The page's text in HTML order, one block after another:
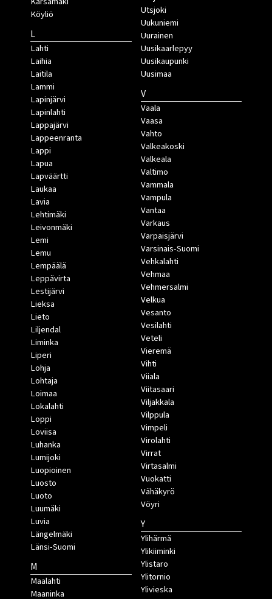
Köyliö
L
Lahti
Laihia
Laitila
Lammi
Lapinjärvi
Lapinlahti
Lappajärvi
Lappeenranta
Lappi
Lapua
Lapväärtti
Laukaa
Lavia
Lehtimäki
Leivonmäki
Lemi
Lemu
Lempäälä
Leppävirta
Lestijärvi
Lieksa
Lieto
Liljendal
Liminka
Liperi
Lohja
Lohtaja
Loimaa
Lokalahti
Loppi
Loviisa
Luhanka
Lumijoki
Luopioinen
Luosto
Luoto
Luumäki
Luvia
Längelmäki
Länsi-Suomi
M
Maalahti
Maaninka
Utsjoki
Uukuniemi
Uurainen
Uusikaarlepyy
Uusikaupunki
Uusimaa
V
Vaala
Vaasa
Vahto
Valkeakoski
Valkeala
Valtimo
Vammala
Vampula
Vantaa
Varkaus
Varpaisjärvi
Varsinais-Suomi
Vehkalahti
Vehmaa
Vehmersalmi
Velkua
Vesanto
Vesilahti
Veteli
Vieremä
Vihti
Viiala
Viitasaari
Viljakkala
Vilppula
Vimpeli
Virolahti
Virrat
Virtasalmi
Vuokatti
Vähäkyrö
Vöyri
Y
Ylihärmä
Ylikiiminki
Ylistaro
Ylitornio
Ylivieska